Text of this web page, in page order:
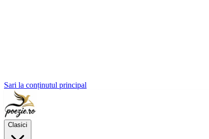
Sari la conținutul principal
Clasici